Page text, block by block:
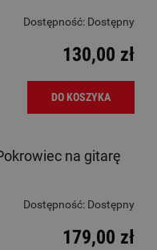
Dostępność: Dostępny
130,00 zł
DO KOSZYKA
na gitarę
Dostępność: Dostępny
179,00 zł